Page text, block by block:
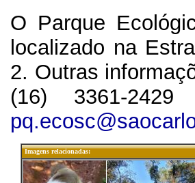
O Parque
localizado na
2. Outras
(16) 3361-
Imagens relacionadas: